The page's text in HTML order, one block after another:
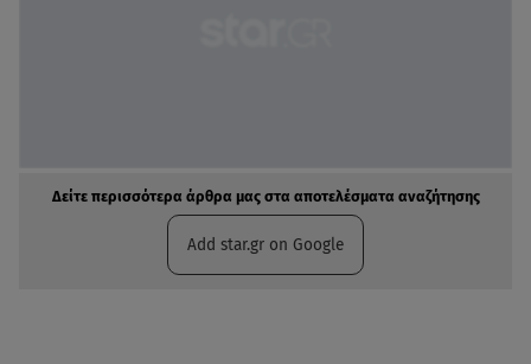
Δείτε περισσότερα άρθρα μας στα αποτελέσματα αναζήτησης
Add star.gr on Google